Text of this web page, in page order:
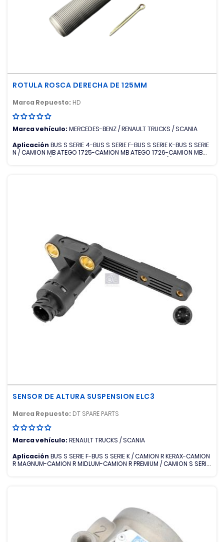
ROTULA ROSCA DERECHA DE 125MM
Marca Repuesto: HD
Marca vehículo:MERCEDES-BENZ / RENAULT TRUCKS / SCANIA
Aplicación BUS S SERIE 4-BUS S SERIE F-BUS S SERIE K-BUS S SERIE
N / CAMION MB ATEGO 1725-CAMION MB ATEGO 1726-CAMION MB
ATEGO 1729 / CAMION R MIDLINER-CAMION R MIDLUM / CAMION S
SENSOR DE ALTURA SUSPENSION ELC3
Marca Repuesto: DT SPARE PARTS
Marca vehículo:RENAULT TRUCKS / SCANIA
Aplicación BUS S SERIE F-BUS S SERIE K / CAMION R KERAX-CAMION
R MAGNUM-CAMION R MIDLUM-CAMION R PREMIUM / CAMION S SERIE